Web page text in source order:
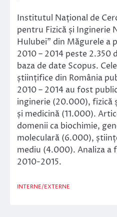
Institutul Național de
pentru Fizică și Inginerie
Hulubei” din Măgurele a
2010 – 2014 peste 2.350
baza de date Scopus.
științifice din România
2010 – 2014 au fost
inginerie (20.000), fizică
și medicină (11.000).
domenii ca biochimie,
moleculară (6.000),
mediu (4.000). Analiza a
2010-2015.
INTERNE/EXTERNE